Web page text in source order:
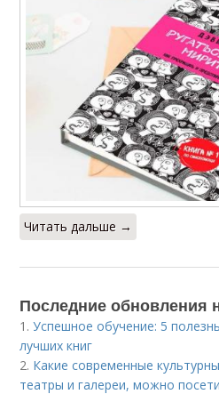
Читать дальше →
Последние обновления
1.Успешное обучение: 5
лучших книг
2. Какие современные
театры и галереи, можно